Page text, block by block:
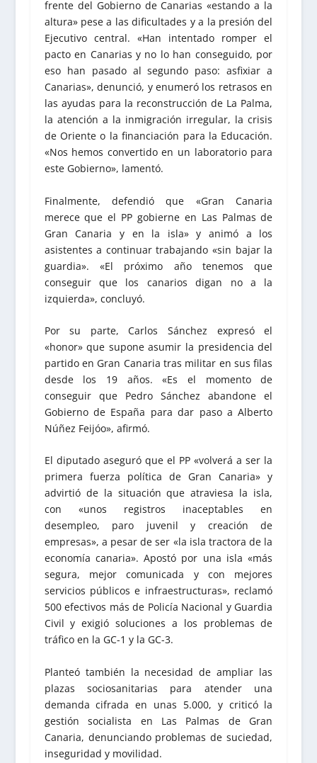
frente del Gobierno de Canarias «estando a la
altura» pese a las dificultades y a la presión del
Ejecutivo central. «Han intentado romper el
pacto en Canarias y no lo han conseguido, por
eso han pasado al segundo paso: asfixiar a
Canarias», denunció, y enumeró los retrasos en
las ayudas para la reconstrucción de La Palma,
la atención a la inmigración irregular, la crisis
de Oriente o la financiación para la Educación.
«Nos hemos convertido en un laboratorio para
este Gobierno», lamentó.
Finalmente, defendió que «Gran Canaria
merece que el PP gobierne en Las Palmas de
Gran Canaria y en la isla» y animó a los
asistentes a continuar trabajando «sin bajar la
guardia». «El próximo año tenemos que
conseguir que los canarios digan no a la
izquierda», concluyó.
Por su parte, Carlos Sánchez expresó el
«honor» que supone asumir la presidencia del
partido en Gran Canaria tras militar en sus filas
desde los 19 años. «Es el momento de
conseguir que Pedro Sánchez abandone el
Gobierno de España para dar paso a Alberto
Núñez Feijóo», afirmó.
El diputado aseguró que el PP «volverá a ser la
primera fuerza política de Gran Canaria» y
advirtió de la situación que atraviesa la isla,
con «unos registros inaceptables en
desempleo, paro juvenil y creación de
empresas», a pesar de ser «la isla tractora de la
economía canaria». Apostó por una isla «más
segura, mejor comunicada y con mejores
servicios públicos e infraestructuras», reclamó
500 efectivos más de Policía Nacional y Guardia
Civil y exigió soluciones a los problemas de
tráfico en la GC-1 y la GC-3.
Planteó también la necesidad de ampliar las
plazas sociosanitarias para atender una
demanda cifrada en unas 5.000, y criticó la
gestión socialista en Las Palmas de Gran
Canaria, denunciando problemas de suciedad,
inseguridad y movilidad.